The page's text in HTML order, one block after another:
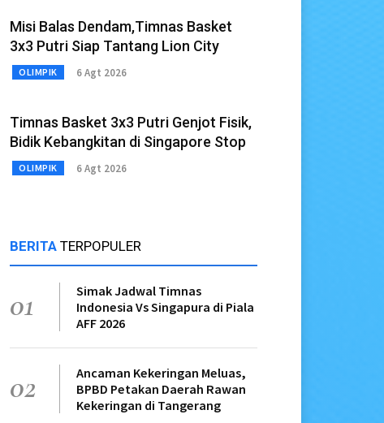
Misi Balas Dendam,Timnas Basket
3x3 Putri Siap Tantang Lion City
OLIMPIK 6 Agt 2026
Timnas Basket 3x3 Putri Genjot Fisik,
Bidik Kebangkitan di Singapore Stop
OLIMPIK 6 Agt 2026
BERITA TERPOPULER
01
Simak Jadwal Timnas
Indonesia Vs Singapura di Piala
AFF 2026
02
Ancaman Kekeringan Meluas,
BPBD Petakan Daerah Rawan
Kekeringan di Tangerang